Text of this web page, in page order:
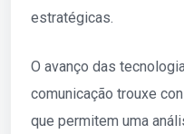
estratégicas.
O avanço das
comunicação trouxe
que permitem uma